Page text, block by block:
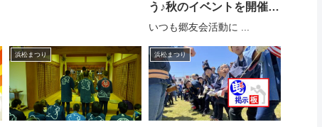
う♪秋のイベントを開催し
ます！事務局長
いつも郷友会活動に ...
浜松まつり 浜松まつり